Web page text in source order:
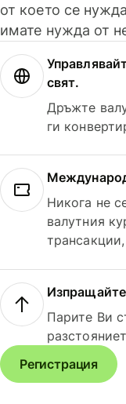
от което се
имате нужда от
свят.
Дръжте
ги
Никога не
валутния
Парите Ви
Регистрация